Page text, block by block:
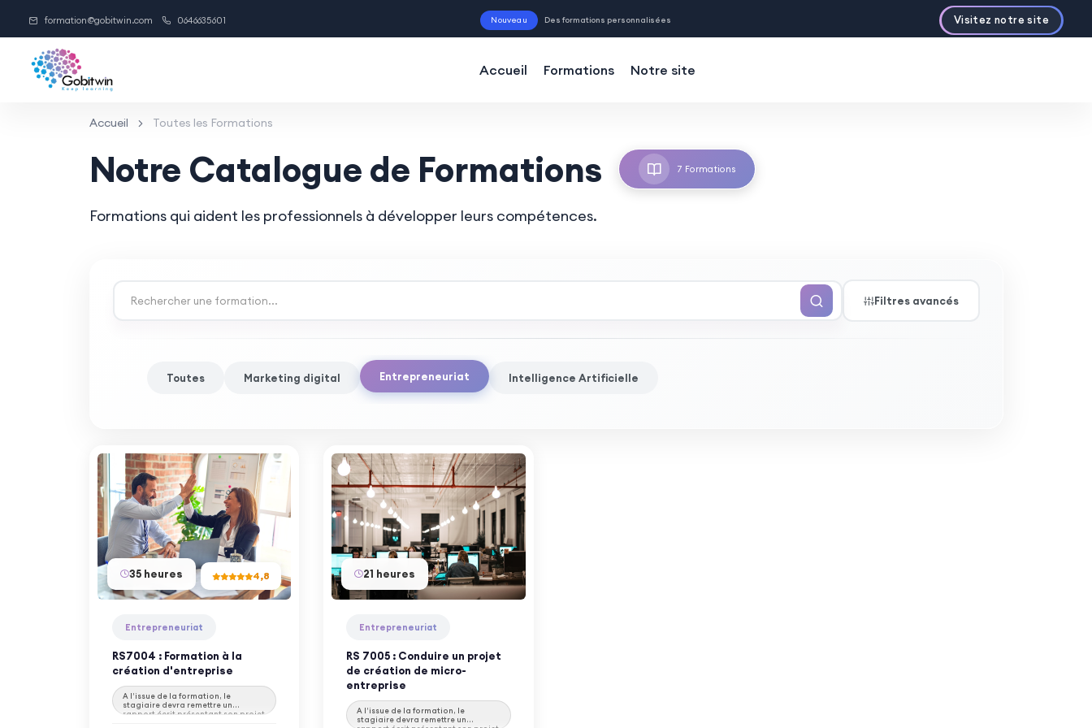
formation@gobitwin.com 0646635601 Nouveau
Accueil Formations Notre site
Accueil Toutes les Formations
Notre Catalogue de Formations 7 Formations
Formations qui aident les professionnels à développer leurs compétences.
Filtres avancés
Toutes Marketing digital Entrepreneuriat Intelligence Artificielle
35 heures 4,8
Entrepreneuriat
RS7004 : Formation à la
création d'entreprise
A l’issue de la formation, le
stagiaire devra remettre un
rapport écrit présentant son projet
21 heures
Entrepreneuriat
RS 7005 : Conduire un projet
de création de micro-
entreprise
A l’issue de la formation, le
stagiaire devra remettre un